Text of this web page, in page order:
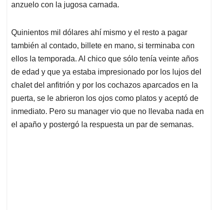
anzuelo con la jugosa carnada.
Quinientos mil dólares ahí mismo y el resto a pagar
también al contado, billete en mano, si terminaba con
ellos la temporada. Al chico que sólo tenía veinte años
de edad y que ya estaba impresionado por los lujos del
chalet del anfitrión y por los cochazos aparcados en la
puerta, se le abrieron los ojos como platos y aceptó de
inmediato. Pero su manager vio que no llevaba nada en
el apaño y postergó la respuesta un par de semanas.